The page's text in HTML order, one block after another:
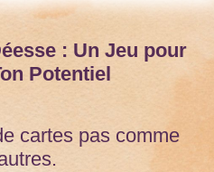
: Un Jeu pour
Potentiel
cartes pas comme